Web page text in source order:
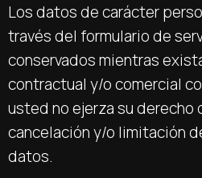
Los datos de carácter
través del formulario de
conservados mientras
contractual y/o comercial
usted no ejerza su derecho
cancelación y/o limitación
datos.